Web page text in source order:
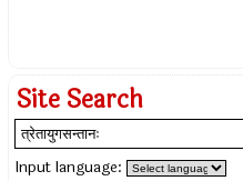
Site Search
Input language: